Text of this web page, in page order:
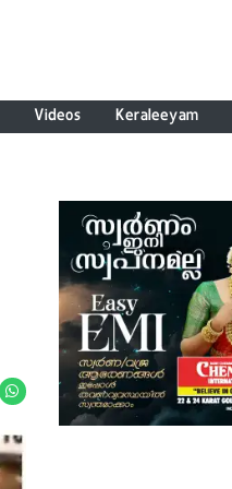
Videos Keraleeyam